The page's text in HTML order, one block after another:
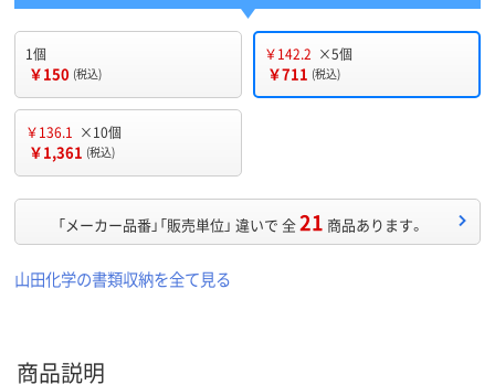
1個
￥150 (税込)
￥142.2 ×5個
￥711 (税込)
￥136.1 ×10個
￥1,361 (税込)
「メーカー品番」「販売単位」 違いで 全21 商品あります。
山田化学の書類収納を全て見る
商品説明